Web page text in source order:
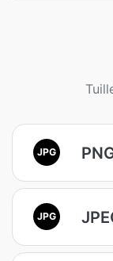
JPG
JPG